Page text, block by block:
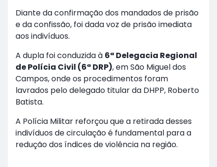
Diante da confirmação dos mandados de prisão
e da confissão, foi dada voz de prisão imediata
aos indivíduos.
A dupla foi conduzida à 6ª Delegacia Regional
de Polícia Civil (6ª DRP), em São Miguel dos
Campos, onde os procedimentos foram
lavrados pelo delegado titular da DHPP, Roberto
Batista.
A Polícia Militar reforçou que a retirada desses
indivíduos de circulação é fundamental para a
redução dos índices de violência na região.